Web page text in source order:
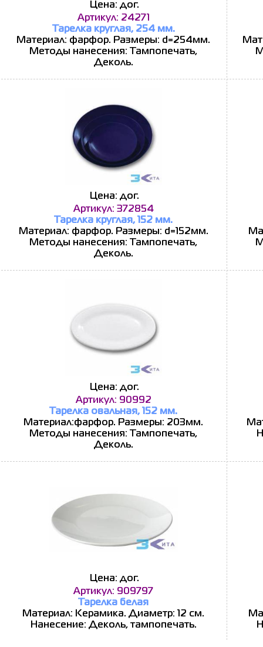
Цена: дог.
Артикул: 24271
Тарелка круглая, 254 мм.
Материал: фарфор. Размеры: d=254мм.
Методы нанесения: Тампопечать,
Деколь.
Цена: дог.
Артикул: 372854
Тарелка круглая, 152 мм.
Материал: фарфор. Размеры: d=152мм.
Методы нанесения: Тампопечать,
Деколь.
Цена: дог.
Артикул: 90992
Тарелка овальная, 152 мм.
Материал:фарфор. Размеры: 203мм.
Методы нанесения: Тампопечать,
Деколь.
Цена: дог.
Артикул: 909797
Тарелка белая
Материал: Керамика. Диаметр: 12 см.
Нанесение: Деколь, тампопечать.